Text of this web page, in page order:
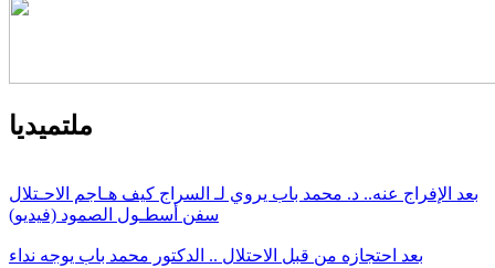
ملتميديا
بعد الإفراج عنه.. د. محمد باب يروي لـ السراج كيف هـاجم الاحـتلال
سفن أسطـول الصمود (فيديو)
بعد احتجازه من قبل الاحتلال .. الدكتور محمد باب يوجه نداء